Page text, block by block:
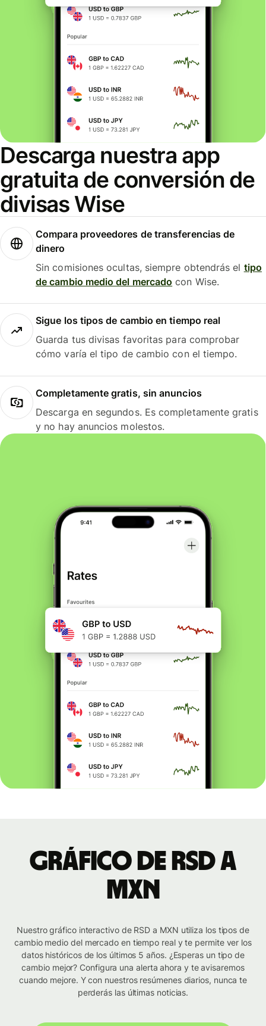
Descarga nuestra app
gratuita de conversión de
divisas Wise
Compara proveedores de transferencias de
dinero
Sin comisiones ocultas, siempre obtendrás el tipo
de cambio medio del mercado con Wise.
Sigue los tipos de cambio en tiempo real
Guarda tus divisas favoritas para comprobar
cómo varía el tipo de cambio con el tiempo.
Completamente gratis, sin anuncios
Descarga en segundos. Es completamente gratis
y no hay anuncios molestos.
Gráfico de RSD a
MXN
Nuestro gráfico interactivo de RSD a MXN utiliza los tipos de
cambio medio del mercado en tiempo real y te permite ver los
datos históricos de los últimos 5 años. ¿Esperas un tipo de
cambio mejor? Configura una alerta ahora y te avisaremos
cuando mejore. Y con nuestros resúmenes diarios, nunca te
perderás las últimas noticias.